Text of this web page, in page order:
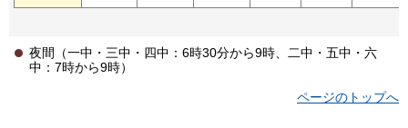
夜間（一中・三中・四中：6時30分から9時、二中・五中・六
中：7時から9時）
ページのトップへ